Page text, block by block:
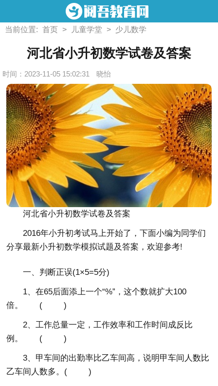
当前位置: 首页 > 儿童学堂 > 少儿数学
河北省小升初数学试卷及答案
时间：2023-11-05 15:02:31 晓怡
河北省小升初数学试卷及答案
2016年小升初考试马上开始了，下面小编为同学们
分享最新小升初数学模拟试题及答案，欢迎参考!
一、判断正误(1×5=5分)
1、在65后面添上一个“%”，这个数就扩大100
倍。 ( )
2、工作总量一定，工作效率和工作时间成反比
例。 ( )
3、甲车间的出勤率比乙车间高，说明甲车间人数比
乙车间人数多。( )